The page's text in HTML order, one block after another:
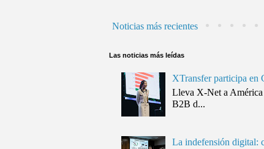
Noticias más recientes
Las noticias más leídas
XTransfer participa en
Lleva X-Net a América
B2B d...
La indefensión digital: